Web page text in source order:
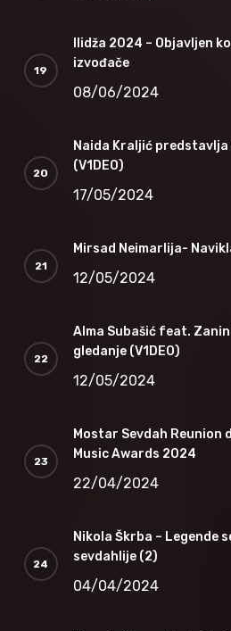
Ilidža 2024 – Objavljen
izvođače
08/06/2024
Naida Kraljić predstavlja
(V1DEO)
17/05/2024
Mirsad Neimarlija-
12/05/2024
Alma Subašić feat.
gledanje (V1DEO)
12/05/2024
Mostar Sevdah Reunion
Music Awards 2024
22/04/2024
Nikola Škrba – Legende
sevdahlije (2)
04/04/2024